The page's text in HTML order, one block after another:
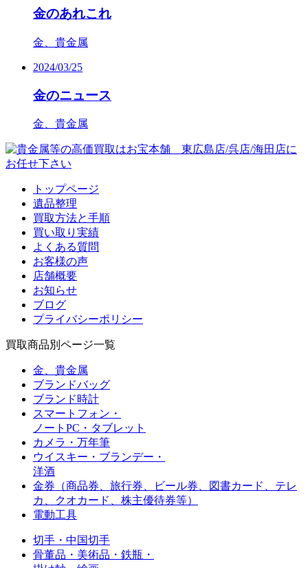
金のあれこれ
金、貴金属
2024/03/25
金のニュース
金、貴金属
トップページ
遺品整理
買取方法と手順
買い取り実績
よくある質問
お客様の声
店舗概要
お知らせ
ブログ
プライバシーポリシー
買取商品別ページ一覧
金、貴金属
ブランドバッグ
ブランド時計
スマートフォン・
ノートPC・タブレット
カメラ・万年筆
ウイスキー・ブランデー・
洋酒
金券（商品券、旅行券、ビール券、図書カード、 テレ
カ、クオカード、株主優待券等）
電動工具
切手・中国切手
骨董品・美術品・鉄瓶・